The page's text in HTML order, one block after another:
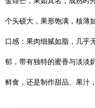
个头硕大，果形饱满，核薄
口感：果肉细腻如脂，几乎
郁，带有独特的蜜香与淡淡
鲜食，还是制作甜品、果汁